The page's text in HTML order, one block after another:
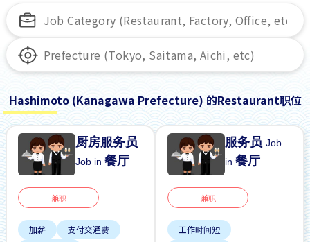
Hashimoto (Kanagawa Prefecture) 的Restaurant职位
厨房服务员
Job in餐厅
兼职
加薪
支付交通费
服务员Job
in餐厅
兼职
工作时间短